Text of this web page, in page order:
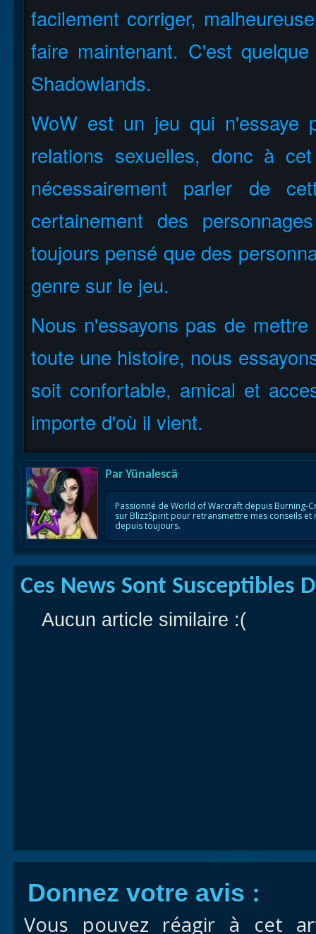
facilement corriger,
faire maintenant. C'est
Shadowlands.
WoW est un jeu qui n'essaye
relations sexuelles, donc à
nécessairement parler de
certainement des
toujours pensé que des
genre sur le jeu.
Nous n'essayons pas de
toute une histoire, nous
soit confortable, amical et
importe d'où il vient.
Par Yünalescä
Passionné de World of Warcraft depuis Burning-
sur BlizzSpirit pour retransmettre mes conseils
depuis toujours.
Ces News Sont Susceptibles
Aucun article similaire :(
Donnez votre avis :
Vous pouvez réagir à cet